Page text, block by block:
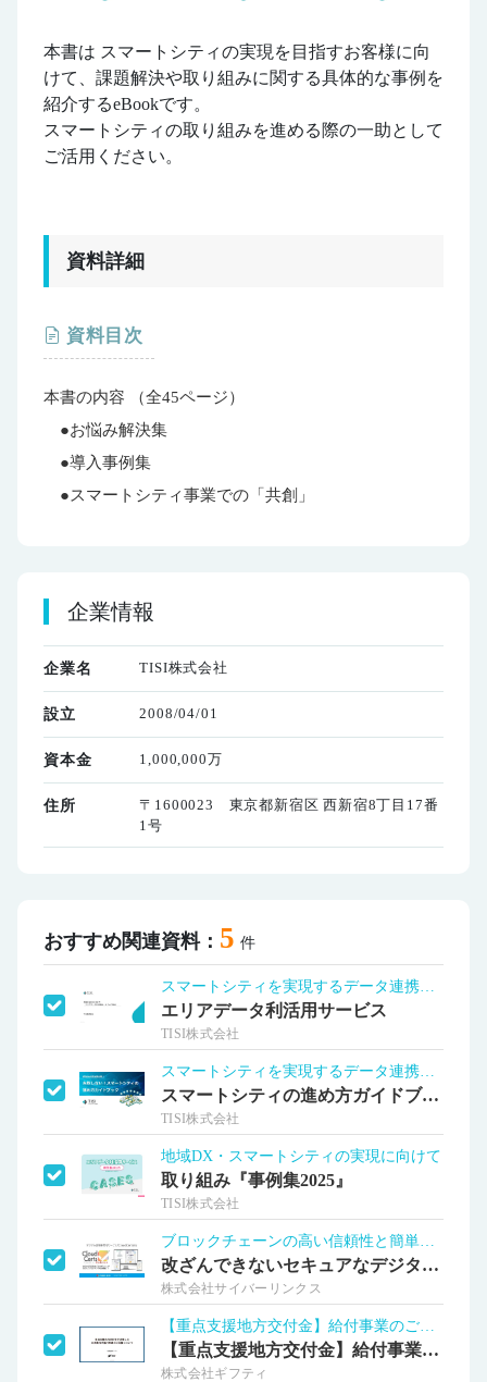
本書は スマートシティの実現を目指すお客様に向
けて、課題解決や取り組みに関する具体的な事例を
紹介するeBookです。
スマートシティの取り組みを進める際の⼀助として
ご活用ください。
資料詳細
資料目次
本書の内容 （全45ページ）
●お悩み解決集
●導入事例集
●スマートシティ事業での「共創」
企業情報
企業名 TISI株式会社
設立 2008/04/01
資本金 1,000,000万
住所
〒1600023 東京都新宿区 西新宿8丁目17番
1号
おすすめ関連資料： 5 件
エリアデータ利活用サービス
TISI株式会社
スマートシティの進め方ガイドブック
TISI株式会社
地域DX・スマートシティの実現に向けて
取り組み『事例集2025』
TISI株式会社
改ざんできないセキュアなデジタル証明書
株式会社サイバーリンクス
【重点支援地方交付金】給付事業のご支援
株式会社ギフティ